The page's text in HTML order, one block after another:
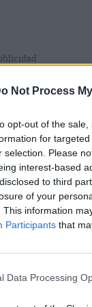
Not Process
opt-out of the
for
selection. Please
interest-based
to third
of your
This information
Participants that
Data Processing
del bloque,
avances,